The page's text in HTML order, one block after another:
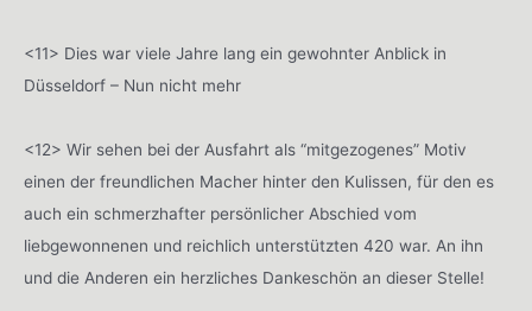
<11> Dies war viele Jahre lang ein gewohnter Anblick in
Düsseldorf – Nun nicht mehr
<12> Wir sehen bei der Ausfahrt als “mitgezogenes” Motiv
einen der freundlichen Macher hinter den Kulissen, für den es
auch ein schmerzhafter persönlicher Abschied vom
liebgewonnenen und reichlich unterstützten 420 war. An ihn
und die Anderen ein herzliches Dankeschön an dieser Stelle!